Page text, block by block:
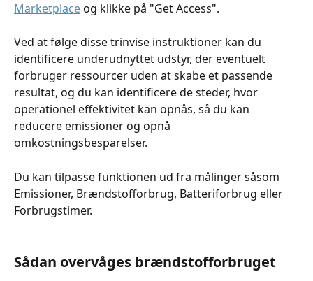
Marketplace og klikke på "Get Access".
Ved at følge disse trinvise instruktioner kan du
identificere underudnyttet udstyr, der eventuelt
forbruger ressourcer uden at skabe et passende
resultat, og du kan identificere de steder, hvor
operationel effektivitet kan opnås, så du kan
reducere emissioner og opnå
omkostningsbesparelser.
Du kan tilpasse funktionen ud fra målinger såsom
Emissioner, Brændstofforbrug, Batteriforbrug eller
Forbrugstimer.
Sådan overvåges brændstofforbruget